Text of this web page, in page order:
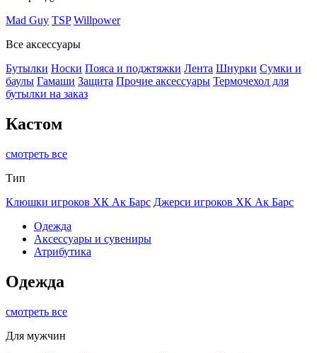
Mad Guy TSP Willpower
Все аксессуары
Бутылки Носки Пояса и поджтяжки Лента Шнурки Сумки и
баулы Гамаши Защита Прочие аксессуары Термочехол для
бутылки на заказ
Кастом
смотреть все
Тип
Клюшки игроков ХК Ак Барс Джерси игроков ХК Ак Барс
Одежда
Аксессуары и сувениры
Атрибутика
Одежда
смотреть все
Для мужчин